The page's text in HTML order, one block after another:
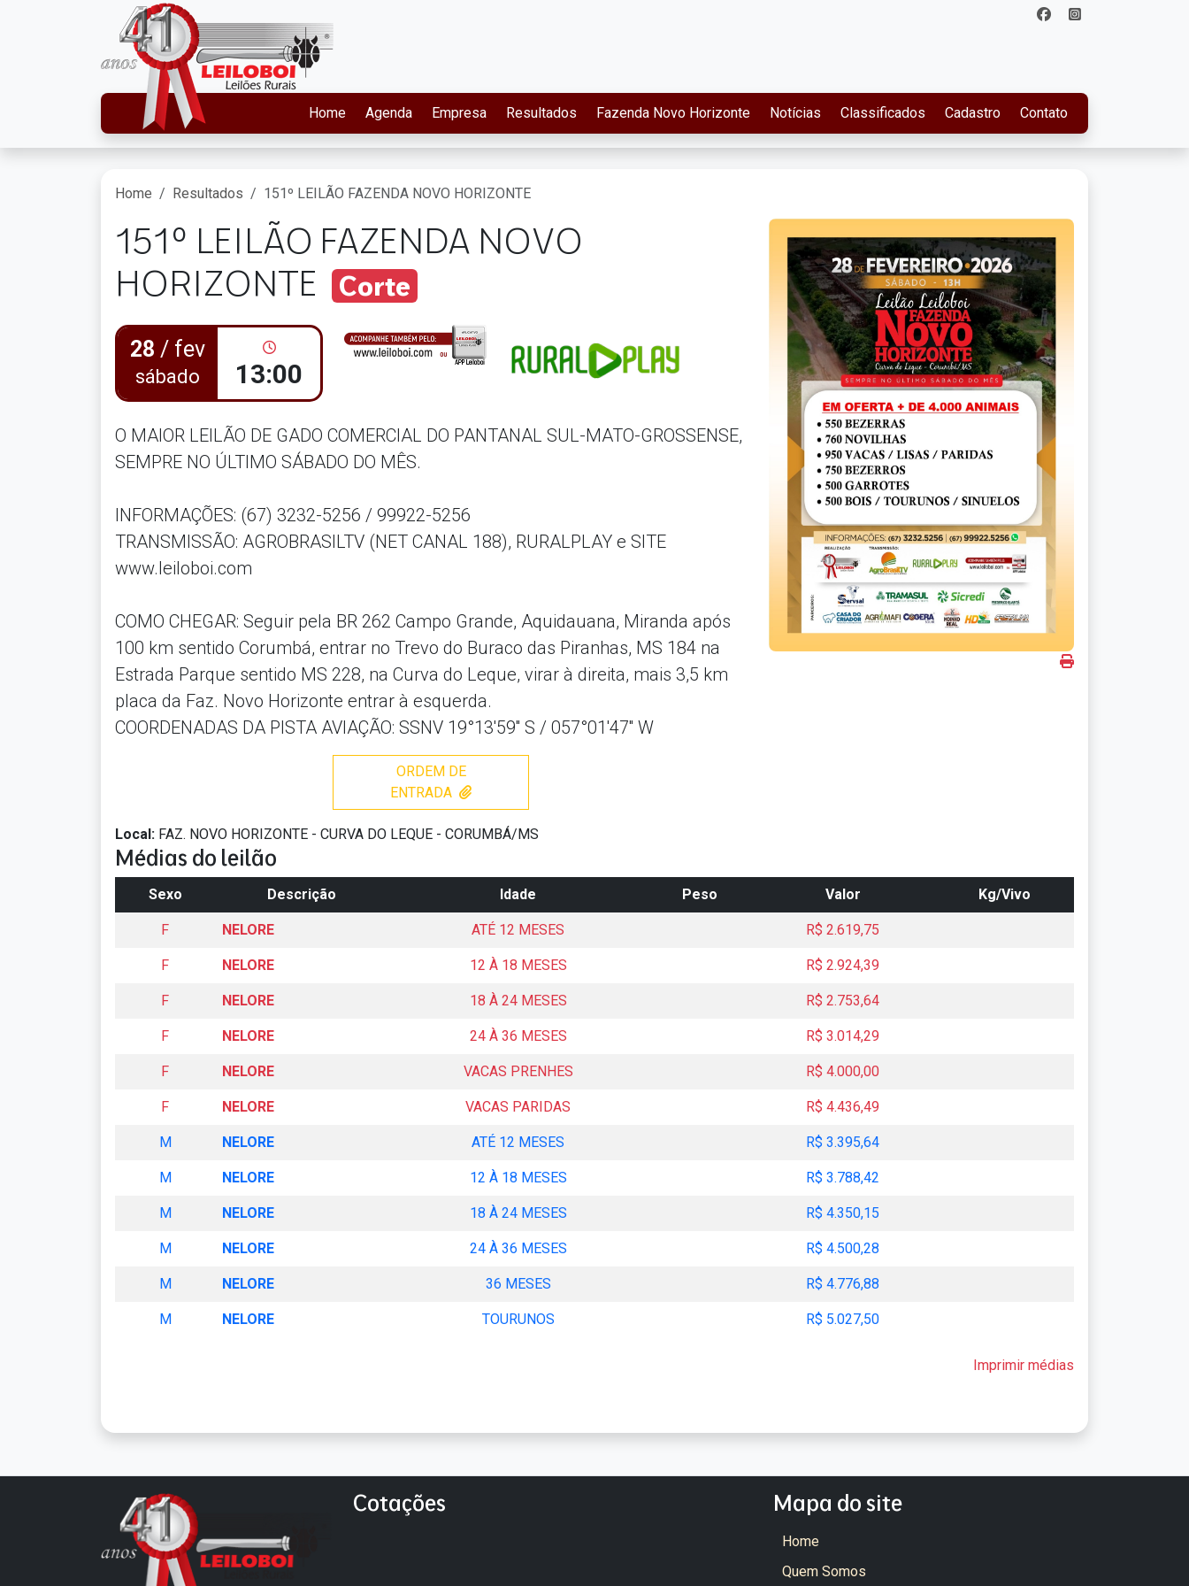
Home Agenda Empresa Resultados Fazenda Novo Horizonte Notícias Classificados Cadastro Contato
Home Resultados 151º LEILÃO FAZENDA NOVO HORIZONTE
151º LEILÃO FAZENDA NOVO
HORIZONTE
Corte
28 / fev
sábado 13:00
O MAIOR LEILÃO DE GADO COMERCIAL DO PANTANAL SUL-MATO-GROSSENSE,
SEMPRE NO ÚLTIMO SÁBADO DO MÊS.
INFORMAÇÕES: (67) 3232-5256 / 99922-5256
TRANSMISSÃO: AGROBRASILTV (NET CANAL 188), RURALPLAY e SITE
www.leiloboi.com
COMO CHEGAR: Seguir pela BR 262 Campo Grande, Aquidauana, Miranda após
100 km sentido Corumbá, entrar no Trevo do Buraco das Piranhas, MS 184 na
Estrada Parque sentido MS 228, na Curva do Leque, virar à direita, mais 3,5 km
placa da Faz. Novo Horizonte entrar à esquerda.
COORDENADAS DA PISTA AVIAÇÃO: SSNV 19°13'59'' S / 057°01'47'' W
ORDEM DE
ENTRADA
Local: FAZ. NOVO HORIZONTE - CURVA DO LEQUE - CORUMBÁ/MS
Médias do leilão
Sexo Descrição Idade Peso Valor Kg/Vivo
F NELORE ATÉ 12 MESES R$ 2.619,75
F NELORE 12 À 18 MESES R$ 2.924,39
F NELORE 18 À 24 MESES R$ 2.753,64
F NELORE 24 À 36 MESES R$ 3.014,29
F NELORE VACAS PRENHES R$ 4.000,00
F NELORE VACAS PARIDAS R$ 4.436,49
M NELORE ATÉ 12 MESES R$ 3.395,64
M NELORE 12 À 18 MESES R$ 3.788,42
M NELORE 18 À 24 MESES R$ 4.350,15
M NELORE 24 À 36 MESES R$ 4.500,28
M NELORE 36 MESES R$ 4.776,88
M NELORE TOURUNOS R$ 5.027,50
Imprimir médias
Cotações Mapa do site
Home
Quem Somos